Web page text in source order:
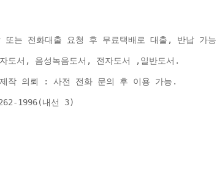
는 전화대출 요청 후 무료택배로 대출, 반납 가
도서, 음성녹음도서, 전자도서 ,일반도서.
작 의뢰 : 사전 전화 문의 후 이용 가능.
1996(내선 3)